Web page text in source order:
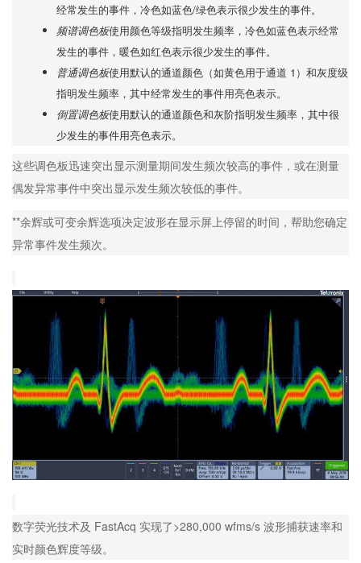
经常发生的事件，冷色如蓝色/绿色表示很少发生的事件。
频谱调色板使用颜色等级指明发生频率，冷色如蓝色表示经常
发生的事件，暖色如红色表示很少发生的事件。
普通调色板使用默认的通道颜色（如黄色用于通道 1）和灰度级
指明发生频率，其中经常发生的事件用亮色表示。
倒置调色板使用默认的通道颜色和灰阶指明发生频率，其中很
少发生的事件用亮色表示。
这些调色板迅速突出显示测量期间发生频次较高的事件，或在测量
偶发异常事件中突出显示发生频次较低的事件。
**余辉或可变余辉选项决定波形在显示屏上停留的时间，帮助您确定
异常事件发生频次。
数字荧光技术及 FastAcq 实现了>280,000 wfms/s 波形捕获速率和
实时颜色辉度等级。